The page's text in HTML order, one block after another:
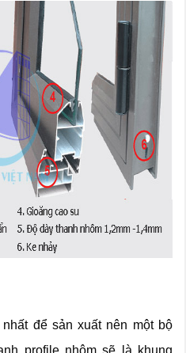
để sản xuất nên một bộ
profile nhôm sẽ là khung